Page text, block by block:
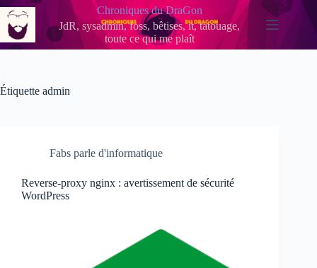
Passer
au
contenu
Chroniques du DraGon
JdR, sysadmin, foss, bêtises, it, tatouage,
toute ce qui me plaît
Étiquette admin
Fabs parle d'informatique
Reverse-proxy nginx : avertissement de sécurité
WordPress